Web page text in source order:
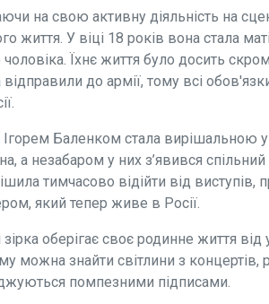
на свою активну діяльність на
життя. У віці 18 років вона стала
Їхнє життя було досить
відправили до армії, тому всі
Ігорем Баленком стала вирішальною
а незабаром у них з’явився спільний
тимчасово відійти від
який тепер живе в Росії.
зірка оберігає своє родинне життя
можна знайти світлини з концертів,
помпезними підписами.